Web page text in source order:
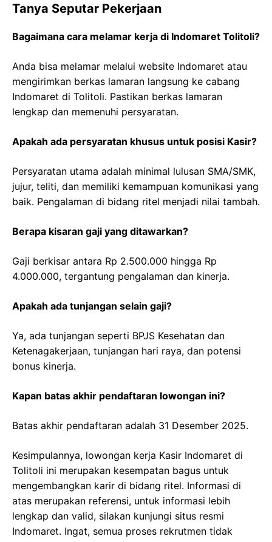
Tanya Seputar Pekerjaan
Bagaimana cara melamar kerja di Indomaret Tolitoli?
Anda bisa melamar melalui website Indomaret atau
mengirimkan berkas lamaran langsung ke cabang
Indomaret di Tolitoli. Pastikan berkas lamaran
lengkap dan memenuhi persyaratan.
Apakah ada persyaratan khusus untuk posisi Kasir?
Persyaratan utama adalah minimal lulusan SMA/SMK,
jujur, teliti, dan memiliki kemampuan komunikasi yang
baik. Pengalaman di bidang ritel menjadi nilai tambah.
Berapa kisaran gaji yang ditawarkan?
Gaji berkisar antara Rp 2.500.000 hingga Rp
4.000.000, tergantung pengalaman dan kinerja.
Apakah ada tunjangan selain gaji?
Ya, ada tunjangan seperti BPJS Kesehatan dan
Ketenagakerjaan, tunjangan hari raya, dan potensi
bonus kinerja.
Kapan batas akhir pendaftaran lowongan ini?
Batas akhir pendaftaran adalah 31 Desember 2025.
Kesimpulannya, lowongan kerja Kasir Indomaret di
Tolitoli ini merupakan kesempatan bagus untuk
mengembangkan karir di bidang ritel. Informasi di
atas merupakan referensi, untuk informasi lebih
lengkap dan valid, silakan kunjungi situs resmi
Indomaret. Ingat, semua proses rekrutmen tidak